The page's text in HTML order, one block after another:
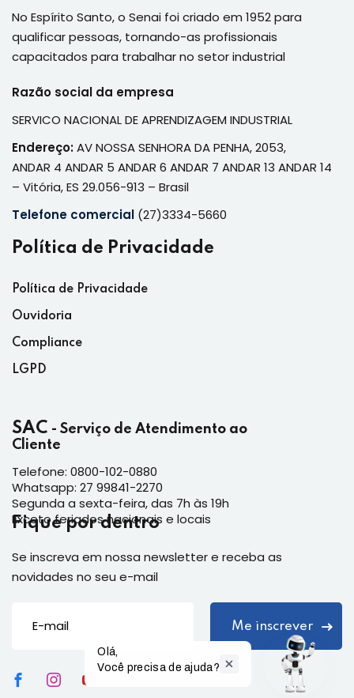
Olá,
Você precisa de ajuda?
No Espírito Santo, o Senai foi criado em 1952 para
qualificar pessoas, tornando-as profissionais
capacitados para trabalhar no setor industrial
Razão social da empresa
SERVICO NACIONAL DE APRENDIZAGEM INDUSTRIAL
Endereço:AV NOSSA SENHORA DA PENHA, 2053,
ANDAR 4 ANDAR 5 ANDAR 6 ANDAR 7 ANDAR 13 ANDAR 14
– Vitória, ES 29.056-913 – Brasil
Telefone comercial (27)3334-5660
Política de Privacidade
Política de Privacidade
Ouvidoria
Compliance
LGPD
SAC - Serviço de Atendimento ao
Cliente
Telefone: 0800-102-0880
Whatsapp: 27 99841-2270
Segunda a sexta-feira, das 7h às 19h
Exceto feriados nacionais e locais
Fique por dentro
Se inscreva em nossa newsletter e receba as
novidades no seu e-mail